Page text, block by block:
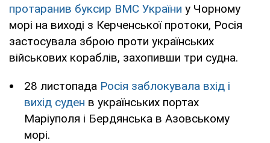
протаранив буксир ВМС України у Чорному
морі на виході з Керченської протоки, Росія
застосувала зброю проти українських
військових кораблів, захопивши три судна.
28 листопада Росія заблокувала вхід і
вихід суден в українських портах
Маріуполя і Бердянська в Азовському
морі.